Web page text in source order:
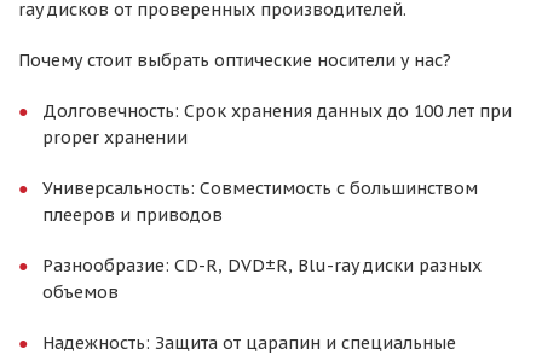
ray дисков от проверенных производителей.
Почему стоит выбрать оптические носители у нас?
Долговечность: Срок хранения данных до 100 лет при
proper хранении
Универсальность: Совместимость с большинством
плееров и приводов
Разнообразие: CD-R, DVD±R, Blu-ray диски разных
объемов
Надежность: Защита от царапин и специальные